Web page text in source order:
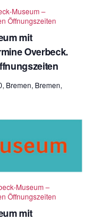
mit
Overbeck.
Museum –
Öffnungszeiten
Bremen, Bremen,
mit
Museum –
Öffnungszeiten